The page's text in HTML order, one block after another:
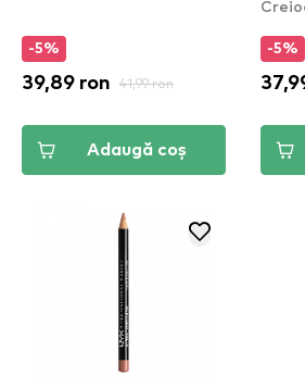
-5%
39,89 ron 41,99 ron
Adaugă coș
creion
-5%